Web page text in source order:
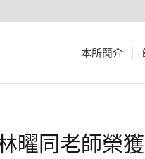
本所簡介
曜同老師榮